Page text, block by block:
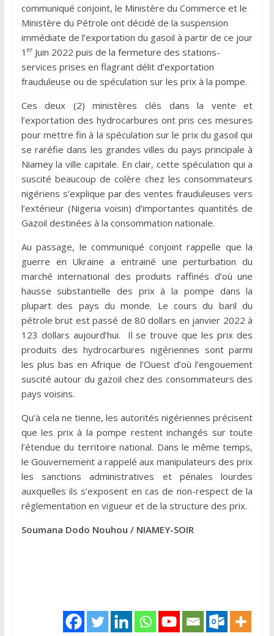
communiqué conjoint, le Ministère du Commerce et le
Ministère du Pétrole ont décidé de la suspension
immédiate de l’exportation du gasoil à partir de ce jour
1 erJuin 2022 puis de la fermeture des stations-
services prises en flagrant délit d’exportation
frauduleuse ou de spéculation sur les prix à la pompe.
Ces deux (2) ministères clés dans la vente et
l’exportation des hydrocarbures ont pris ces mesures
pour mettre fin à la spéculation sur le prix du gasoil qui
se raréfie dans les grandes villes du pays principale à
Niamey la ville capitale. En clair, cette spéculation qui a
suscité beaucoup de colère chez les consommateurs
nigériens s’explique par des ventes frauduleuses vers
l’extérieur (Nigeria voisin) d’importantes quantités de
Gazoil destinées à la consommation nationale.
Au passage, le communiqué conjoint rappelle que la
guerre en Ukraine a entrainé une perturbation du
marché international des produits raffinés d’où une
hausse substantielle des prix à la pompe dans la
plupart des pays du monde. Le cours du baril du
pétrole brut est passé de 80 dollars en janvier 2022 à
123 dollars aujourd’hui. Il se trouve que les prix des
produits des hydrocarbures nigériennes sont parmi
les plus bas en Afrique de l’Ouest d’où l’engouement
suscité autour du gazoil chez des consommateurs des
pays voisins.
Qu’à cela ne tienne, les autorités nigériennes précisent
que les prix à la pompe restent inchangés sur toute
l’étendue du territoire national. Dans le même temps,
le Gouvernement a rappelé aux manipulateurs des prix
les sanctions administratives et pénales lourdes
auxquelles ils s’exposent en cas de non-respect de la
réglementation en vigueur et de la structure des prix.
Soumana Dodo Nouhou / NIAMEY-SOIR